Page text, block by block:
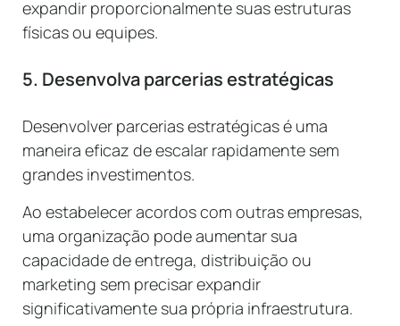
expandir proporcionalmente suas estruturas
físicas ou equipes.
5. Desenvolva parcerias estratégicas
Desenvolver parcerias estratégicas é uma
maneira eficaz de escalar rapidamente sem
grandes investimentos.
Ao estabelecer acordos com outras empresas,
uma organização pode aumentar sua
capacidade de entrega, distribuição ou
marketing sem precisar expandir
significativamente sua própria infraestrutura.